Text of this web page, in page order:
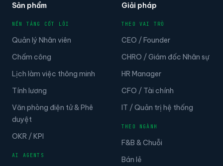
Sản phẩm
NỀN TẢNG CỐT LÕI
Quản lý Nhân viên
Chấm công
Lịch làm việc thông minh
Tính lương
Văn phòng điện tử & Phê
duyệt
OKR / KPI
AI AGENTS
Giải pháp
THEO VAI TRÒ
CEO / Founder
CHRO / Giám đốc Nhân sự
HR Manager
CFO / Tài chính
IT / Quản trị hệ thống
THEO NGÀNH
F&B & Chuỗi
Bán lẻ